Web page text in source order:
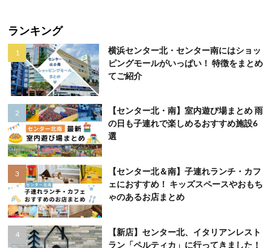
ランキング
横浜センター北・センター南にはショッ
ピングモールがいっぱい！ 特徴をまとめ
てご紹介
【センター北・南】室内遊び場まとめ 雨
の日も子連れで楽しめるおすすめ施設6
選
【センター北＆南】子連れランチ・カフ
ェにおすすめ！ キッズスペースやおもち
ゃのあるお店まとめ
【新店】センター北、イタリアンレスト
ラン「ペルティカ」に行ってきました！